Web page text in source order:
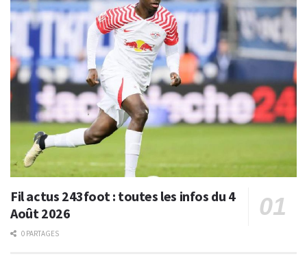
Fil actus 243foot : toutes les infos du 4
Août 2026
0 PARTAGES